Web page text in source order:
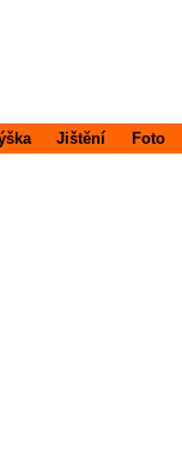
Jištění
Foto